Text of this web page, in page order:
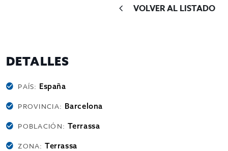
VOLVER AL LISTADO
DETALLES
PAÍS: España
PROVINCIA: Barcelona
POBLACIÓN: Terrassa
ZONA:Terrassa